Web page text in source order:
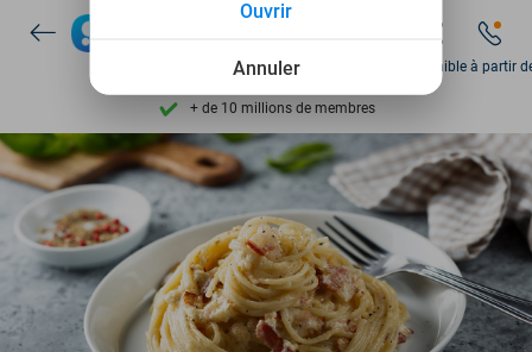
Découvrez + de 15.000 deals
+ de 10 millions de membres
9,4 basé sur 205 790 avis
Découvrez + de 15.000 deals
Disponible 7 jours par semaine
+ de 10 millions de membres
Disponible à partir
Annuler
Ouvrir